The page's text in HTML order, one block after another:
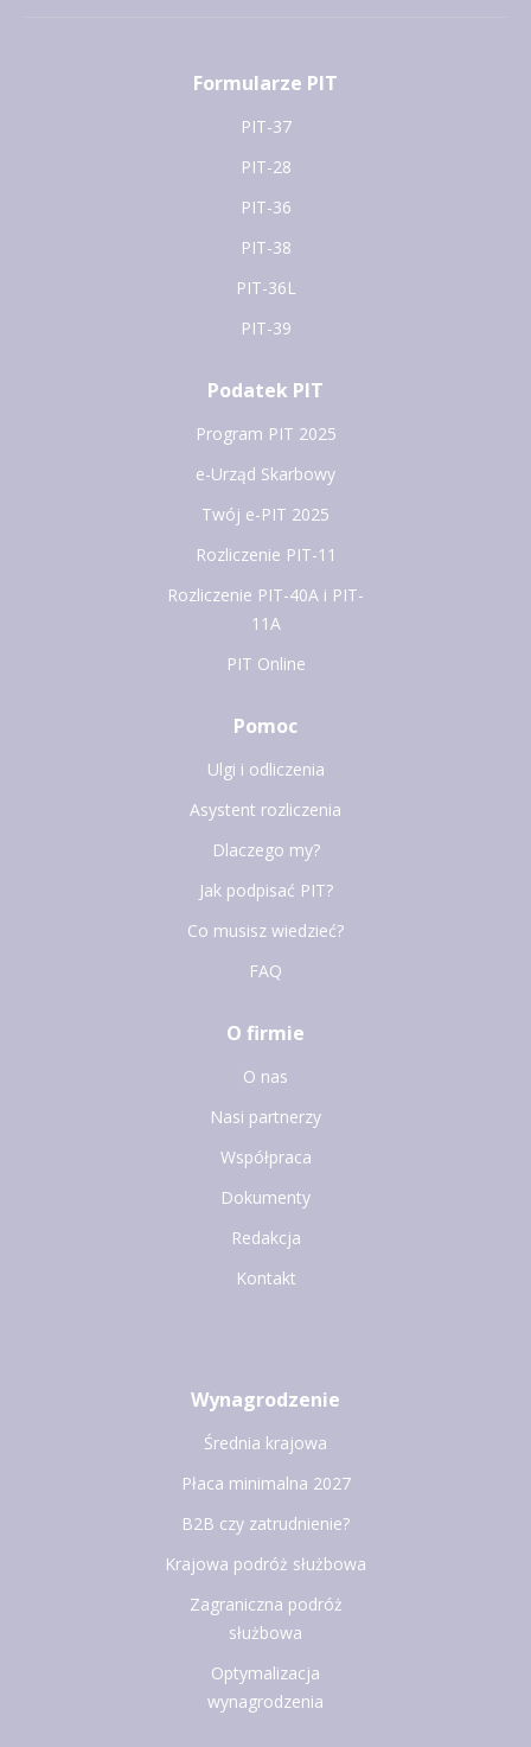
Formularze PIT
PIT-37
PIT-28
PIT-36
PIT-38
PIT-36L
PIT-39
Podatek PIT
Program PIT 2025
e-Urząd Skarbowy
Twój e-PIT 2025
Rozliczenie PIT-11
Rozliczenie PIT-40A i PIT-
11A
PIT Online
Pomoc
Ulgi i odliczenia
Asystent rozliczenia
Dlaczego my?
Jak podpisać PIT?
Co musisz wiedzieć?
FAQ
O firmie
O nas
Nasi partnerzy
Współpraca
Dokumenty
Redakcja
Kontakt
Wynagrodzenie
Średnia krajowa
Płaca minimalna 2027
B2B czy zatrudnienie?
Krajowa podróż służbowa
Zagraniczna podróż
służbowa
Optymalizacja
wynagrodzenia